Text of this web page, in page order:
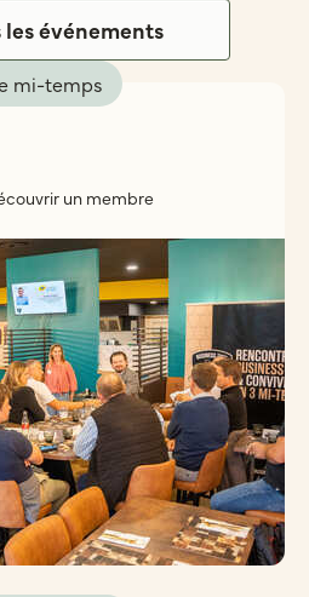
événements
mi-temps
un membre